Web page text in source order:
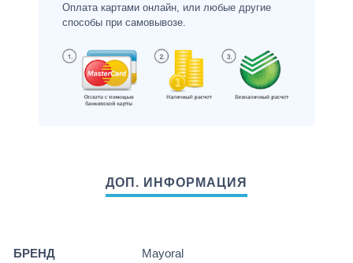
Оплата картами онлайн, или любые другие
способы при самовывозе.
БРЕНД Mayoral